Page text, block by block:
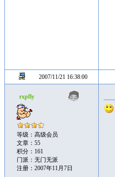
2007/11/21 16:38:00
rxpfly
等级：高级会员
文章：55
积分：161
门派：无门无派
注册：2007年11月7日